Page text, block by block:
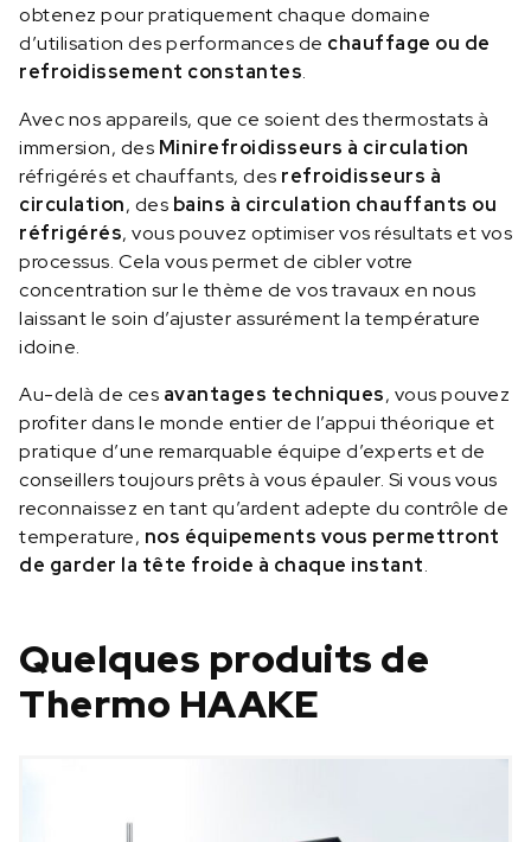
obtenez pour pratiquement chaque domaine
d’utilisation des performances de chauffage ou de
refroidissement constantes.
Avec nos appareils, que ce soient des thermostats à
immersion, des Minirefroidisseurs à circulation
réfrigérés et chauffants, des refroidisseurs à
circulation, des bains à circulation chauffants ou
réfrigérés, vous pouvez optimiser vos résultats et vos
processus. Cela vous permet de cibler votre
concentration sur le thème de vos travaux en nous
laissant le soin d’ajuster assurément la température
idoine.
Au-delà de ces avantages techniques, vous pouvez
profiter dans le monde entier de l’appui théorique et
pratique d’une remarquable équipe d’experts et de
conseillers toujours prêts à vous épauler. Si vous vous
reconnaissez en tant qu’ardent adepte du contrôle de
temperature, nos équipements vous permettront
de garder la tête froide à chaque instant.
Quelques produits de
Thermo HAAKE